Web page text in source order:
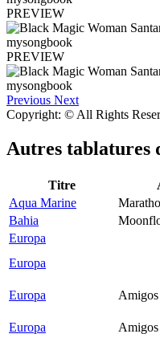
PREVIEW
PREVIEW
Previous Next
Copyright: © All Rights
Autres tablatures
Titre
Aqua Marine
Bahia
Europa
Europa
Europa
Amigos
Europa
Amigos